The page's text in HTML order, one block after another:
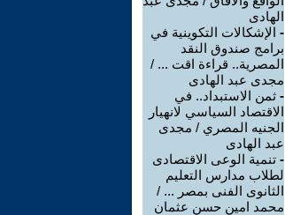
الهادى
- الإشكالات التكوينية في
برامج صندوق النقد
المصرية.. قراءة اقت ... /
مجدى عبد الهادى
- ثمن الاستبداد.. في
الاقتصاد السياسي لانهيار
الجنيه المصري / مجدى
عبد الهادى
- تنمية الوعى الاقتصادى
لطلاب مدارس التعليم
الثانوى الفنى بمصر ... /
محمد امين حسن عثمان